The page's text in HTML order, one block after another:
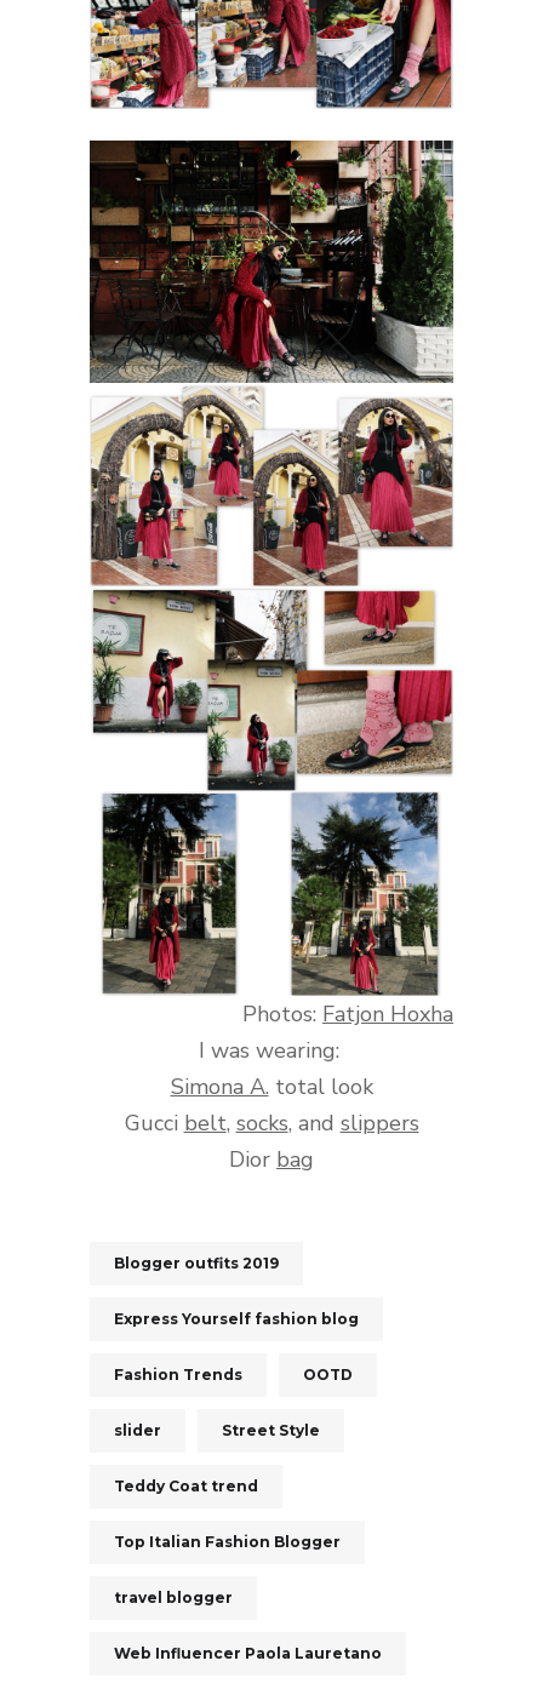
Photos: Fatjon Hoxha
I was wearing:
Simona A. total look
Gucci belt, socks, and slippers
Dior bag
Blogger outfits 2019
Express Yourself fashion blog
Fashion Trends OOTD
slider Street Style
Teddy Coat trend
Top Italian Fashion Blogger
travel blogger
Web Influencer Paola Lauretano